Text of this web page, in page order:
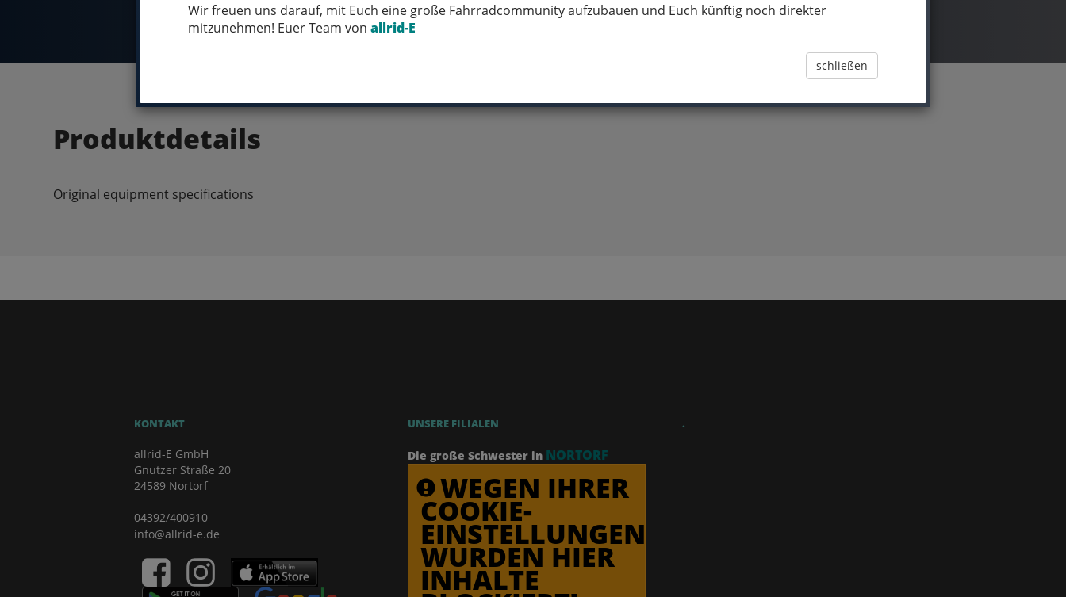
Wir freuen uns darauf, mit Euch eine große Fahrradcommunity aufzubauen und Euch künftig noch direkter
mitzunehmen! Euer Team von allrid-E
schließen
Produktdetails
Original equipment specifications
KONTAKT
allrid-E GmbH
Gnutzer Straße 20
24589 Nortorf
04392/400910
info@allrid-e.de
UNSERE FILIALEN
Die große Schwester in NORTORF
WEGEN IHRER
COOKIE-
EINSTELLUNGEN
WURDEN HIER
INHALTE
.